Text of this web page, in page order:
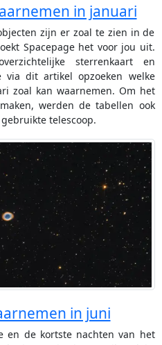
in januari
zijn er zoal te zien in de
Spacepage het voor jou uit.
sterrenkaart en
via dit artikel opzoeken welke
zoal kan waarnemen. Om het
werden de tabellen ook
telescoop.
in juni
en de kortste nachten van het